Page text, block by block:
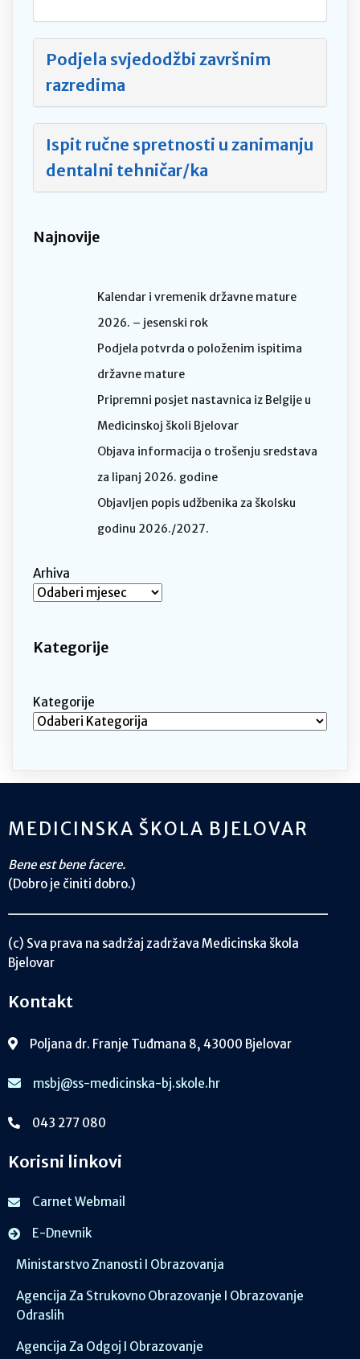
Podjela svjedodžbi završnim
razredima
Ispit ručne spretnosti u zanimanju
dentalni tehničar/ka
Najnovije
Kalendar i vremenik državne mature
2026. – jesenski rok
Podjela potvrda o položenim ispitima
državne mature
Pripremni posjet nastavnica iz Belgije u
Medicinskoj školi Bjelovar
Objava informacija o trošenju sredstava
za lipanj 2026. godine
Objavljen popis udžbenika za školsku
godinu 2026./2027.
Arhiva
Kategorije
Kategorije
MEDICINSKA ŠKOLA BJELOVAR
Bene est bene facere.
(Dobro je činiti dobro.)
(c) Sva prava na sadržaj zadržava Medicinska škola
Bjelovar
Kontakt
Poljana dr. Franje Tuđmana 8, 43000 Bjelovar
msbj@ss-medicinska-bj.skole.hr
043 277 080
Korisni linkovi
Carnet Webmail
E-Dnevnik
Ministarstvo Znanosti I Obrazovanja
Agencija Za Strukovno Obrazovanje I Obrazovanje
Odraslih
Agencija Za Odgoj I Obrazovanje